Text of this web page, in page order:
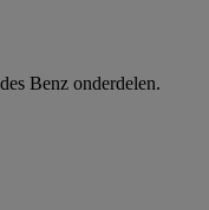
Benz onderdelen.